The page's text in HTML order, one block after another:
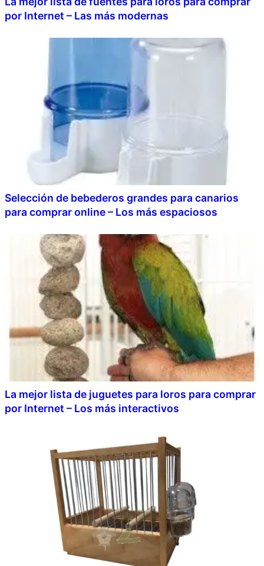
por Internet – Las más modernas
Selección de bebederos grandes para canarios
para comprar online – Los más espaciosos
La mejor lista de juguetes para loros para comprar
por Internet – Los más interactivos